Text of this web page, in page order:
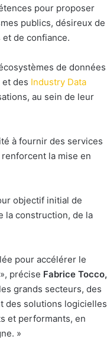
pour proposer
publics, désireux de
de confiance.
de données
et des Industry Data
au sein de leur
à fournir des services
la mise en
objectif initial de
la construction, de la
pour accélérer le
précise Fabrice Tocco,
grands secteurs, des
des solutions logicielles
et performants, en
»